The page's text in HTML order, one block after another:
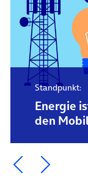
Standpunkt:
Energie
den
Ein Element
Ein